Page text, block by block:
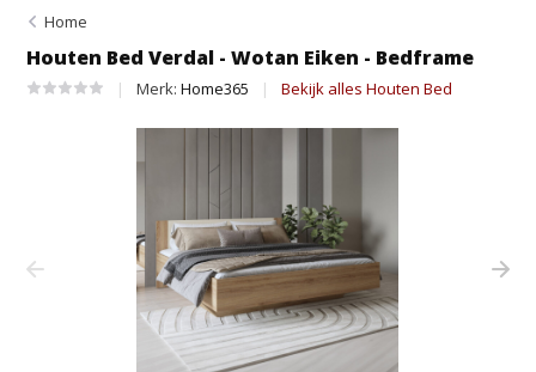
Home
Houten Bed Verdal - Wotan Eiken - Bedframe
Merk:Home365 Bekijk alles Houten Bed